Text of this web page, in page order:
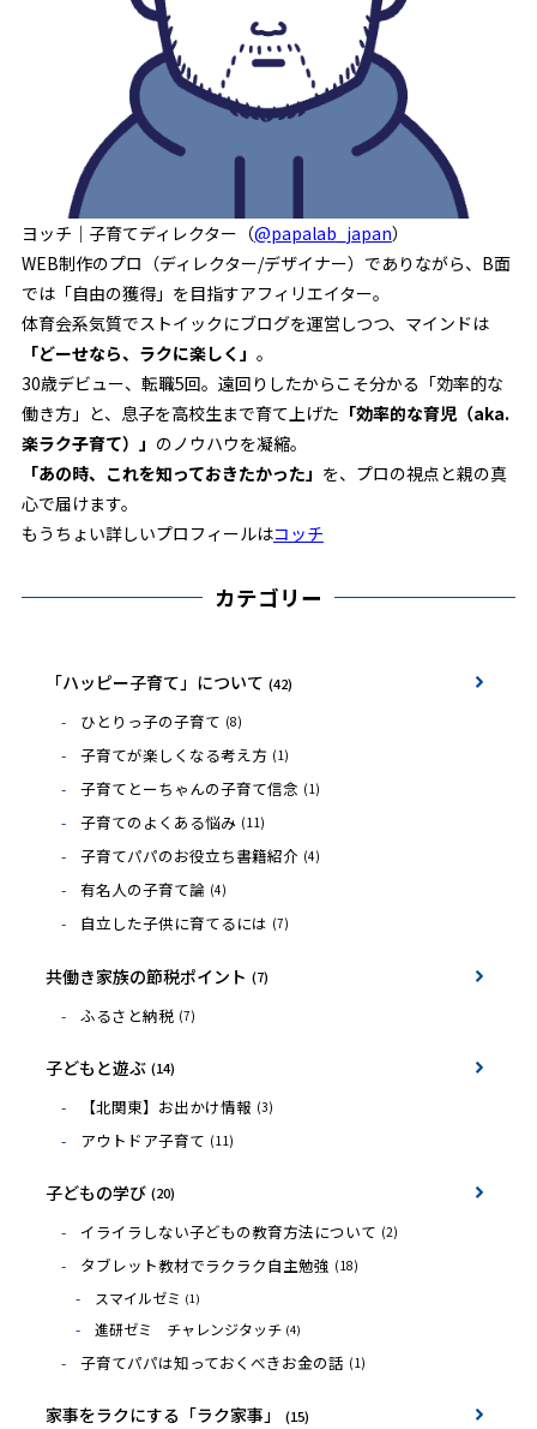
ヨッチ｜子育てディレクター（@papalab_japan）
WEB制作のプロ（ディレクター/デザイナー）でありながら、B面
では「自由の獲得」を目指すアフィリエイター。
体育会系気質でストイックにブログを運営しつつ、マインドは
「どーせなら、ラクに楽しく」 。
30歳デビュー、転職5回。遠回りしたからこそ分かる「効率的な
働き方」と、息子を高校生まで育て上げた 「効率的な育児（aka.
楽ラク子育て）」 のノウハウを凝縮。
「あの時、これを知っておきたかった」 を、プロの視点と親の真
心で届けます。
もうちょい詳しいプロフィールはコッチ
カテゴリー
「ハッピー子育て」について (42)
ひとりっ子の子育て (8)
子育てが楽しくなる考え方 (1)
子育てとーちゃんの子育て信念 (1)
子育てのよくある悩み (11)
子育てパパのお役立ち書籍紹介 (4)
有名人の子育て論 (4)
自立した子供に育てるには (7)
共働き家族の節税ポイント (7)
ふるさと納税 (7)
子どもと遊ぶ (14)
【北関東】お出かけ情報 (3)
アウトドア子育て (11)
子どもの学び (20)
イライラしない子どもの教育方法について (2)
タブレット教材でラクラク自主勉強 (18)
スマイルゼミ (1)
進研ゼミ チャレンジタッチ (4)
子育てパパは知っておくべきお金の話 (1)
家事をラクにする「ラク家事」 (15)